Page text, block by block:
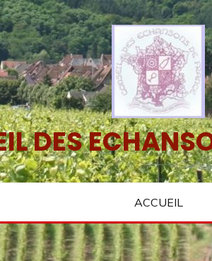
DES
ACCUEIL